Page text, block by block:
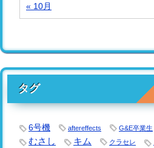
« 10月
タグ
6号機 aftereffects G&E卒業生
むさし キム クラセレ